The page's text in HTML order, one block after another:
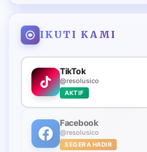
IKUTI KAMI
TikTok
@resolusico
AKTIF
Facebook
@resolusico
SEGERA HADIR